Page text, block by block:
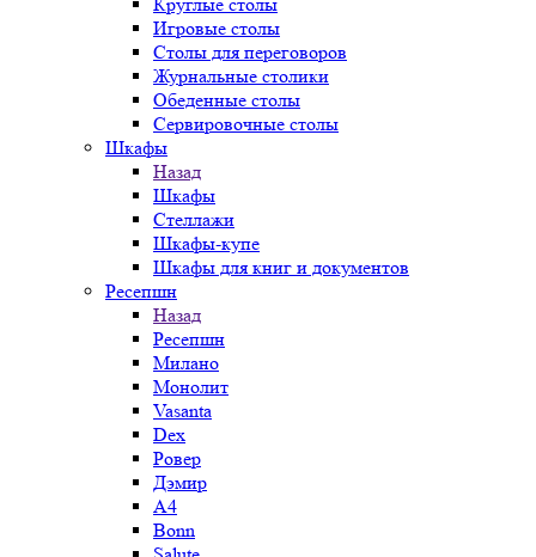
Игровые столы
Столы для переговоров
Журнальные столики
Обеденные столы
Сервировочные столы
Шкафы
Назад
Шкафы
Стеллажи
Шкафы-купе
Шкафы для книг и документов
Ресепшн
Назад
Ресепшн
Милано
Монолит
Vasanta
Dex
Ровер
Дэмир
A4
Bonn